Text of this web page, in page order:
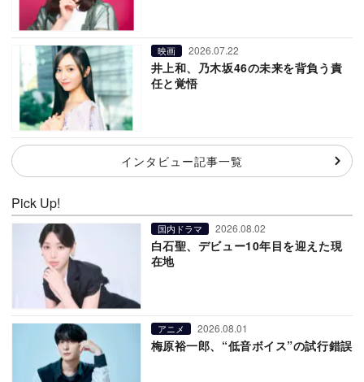
映画 2026.07.22
井上和、乃木坂46の未来を背負う責
任と覚悟
インタビュー記事一覧
Pick Up!
国内ドラマ 2026.08.02
白石聖、デビュー10年目を迎えた現
在地
アニメ 2026.08.01
梅原裕一郎、“低音ボイス”の試行錯誤